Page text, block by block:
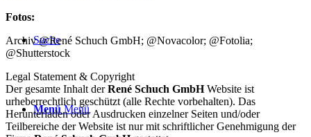
Suche
Menü Menü
Fotos:
Archiv @René Schuch GmbH; @Novacolor; @Fotolia;
@Shutterstock
Legal Statement & Copyright
Der gesamte Inhalt derRené Schuch GmbHWebsite ist
urheberrechtlich geschützt (alle Rechte vorbehalten). Das
Herunterladen oder Ausdrucken einzelner Seiten und/oder
Teilbereiche der Website ist nur mit schriftlicher Genehmigung der